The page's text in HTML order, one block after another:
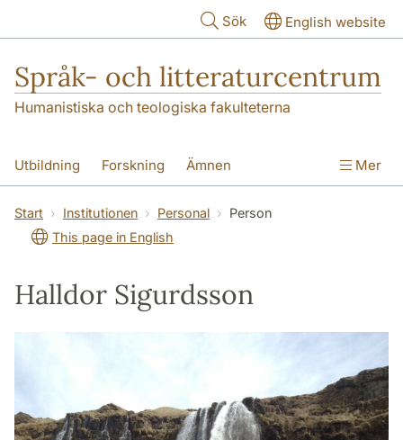
Sök English website
Språk- och litteraturcentrum
Humanistiska och teologiska fakulteterna
Utbildning Forskning Ämnen
SOL-husen Kontakt Institutionen
översättning till svenska
Mer
Start Institutionen Personal
Person
This page in English
Halldor Sigurdsson